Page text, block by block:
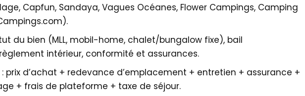
Capfun, Sandaya, Vagues Océanes, Flower Campings, Camping
du bien (MLL, mobil-home, chalet/bungalow fixe), bail
intérieur, conformité et assurances.
: prix d’achat + redevance d’emplacement + entretien + assurance +
+ frais de plateforme + taxe de séjour.